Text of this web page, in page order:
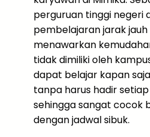
perguruan tinggi negeri
pembelajaran jarak jauh
menawarkan
tidak dimiliki oleh
dapat belajar kapan
tanpa harus hadir
sehingga sangat cocok
dengan jadwal sibuk.